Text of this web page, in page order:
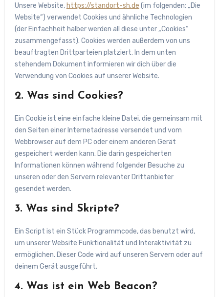
Unsere Website, https://standort-sh.de (im folgenden: „Die
Website“) verwendet Cookies und ähnliche Technologien
(der Einfachheit halber werden all diese unter „Cookies“
zusammengefasst). Cookies werden außerdem von uns
beauftragten Drittparteien platziert. In dem unten
stehendem Dokument informieren wir dich über die
Verwendung von Cookies auf unserer Website.
2. Was sind Cookies?
Ein Cookie ist eine einfache kleine Datei, die gemeinsam mit
den Seiten einer Internetadresse versendet und vom
Webbrowser auf dem PC oder einem anderen Gerät
gespeichert werden kann. Die darin gespeicherten
Informationen können während folgender Besuche zu
unseren oder den Servern relevanter Drittanbieter
gesendet werden.
3. Was sind Skripte?
Ein Script ist ein Stück Programmcode, das benutzt wird,
um unserer Website Funktionalität und Interaktivität zu
ermöglichen. Dieser Code wird auf unseren Servern oder auf
deinem Gerät ausgeführt.
4. Was ist ein Web Beacon?